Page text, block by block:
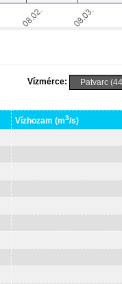
Vízmérce:
Vízhozam (m3/s)